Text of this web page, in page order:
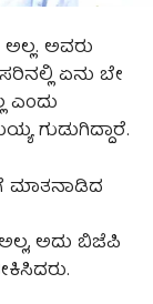
ಅವರು
ಏನು ಬೇ
ಎಂದು
ಗುಡುಗಿದ್ದಾರೆ.
ಮಾತನಾಡಿದ
ಅದು ಬಿಜೆಪಿ